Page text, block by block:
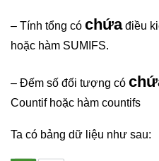
– Tính tổng có chứađiều
hoặc hàm SUMIFS.
– Đếm số đối tượng có
Countif hoặc hàm countifs
Ta có bảng dữ liệu như sau: